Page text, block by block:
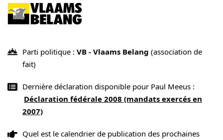
Parti politique : VB - Vlaams Belang (association de
fait)
Dernière déclaration disponible pour Paul Meeus :
Déclaration fédérale 2008 (mandats exercés en
2007)
Quel est le calendrier de publication des prochaines